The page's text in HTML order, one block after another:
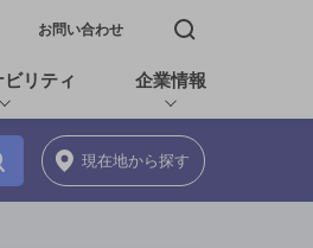
お問い合わせ 検索窓を開く
リティ 企業情報
現在地から探す